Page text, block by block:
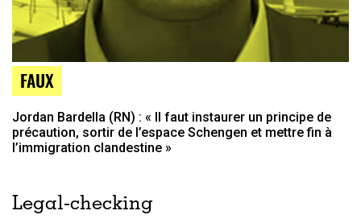
FAUX
Jordan Bardella (RN) : « Il faut instaurer un principe de
précaution, sortir de l’espace Schengen et mettre fin à
l’immigration clandestine »
Legal-checking